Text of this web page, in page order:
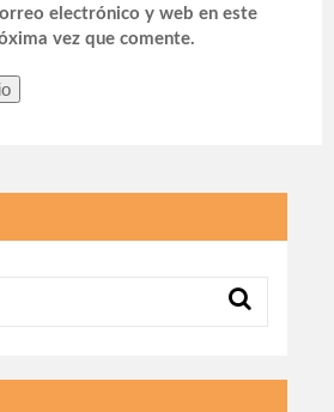
electrónico y web en este
vez que comente.